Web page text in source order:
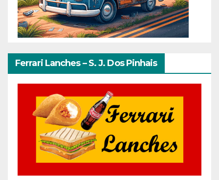
Ferrari Lanches – S. J. Dos Pinhais